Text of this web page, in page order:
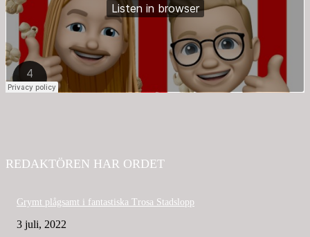
REDAKTÖREN HAR ORDET
Grymt plågsamt i fantastiska Trosa Stadslopp
3 juli, 2022